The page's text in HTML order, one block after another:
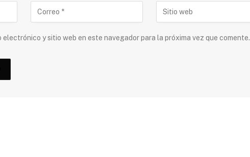
electrónico y sitio web en este navegador para la próxima vez que comente.